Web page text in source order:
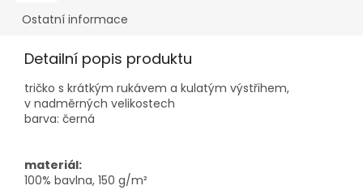
Ostatní informace
Detailní popis produktu
tričko s krátkým rukávem a kulatým výstřihem,
v nadměrných velikostech
barva: černá
materiál:
100% bavlna, 150 g/m²